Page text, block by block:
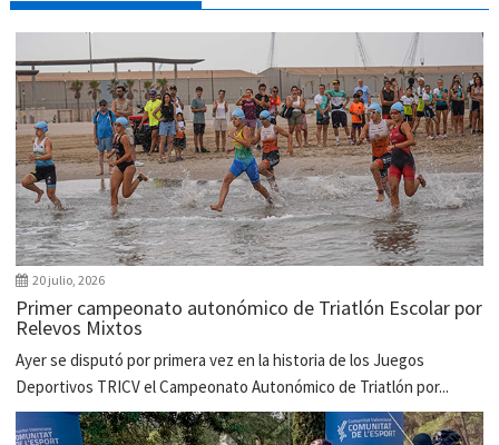
20 julio, 2026
Primer campeonato autonómico de Triatlón Escolar por
Relevos Mixtos
Ayer se disputó por primera vez en la historia de los Juegos
Deportivos TRICV el Campeonato Autonómico de Triatlón por...